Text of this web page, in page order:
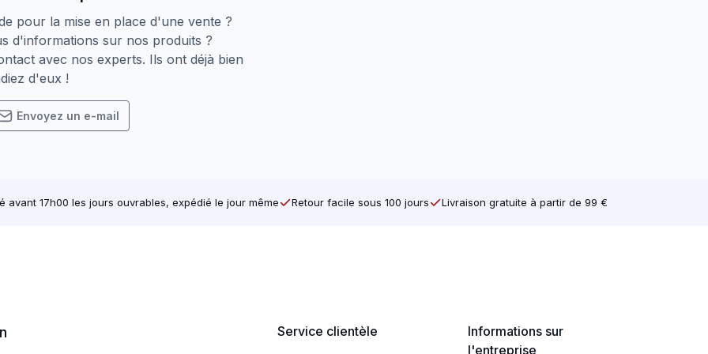
de bois tendre
et la sous-couche
intérieures porteuses
une répartition uniforme de la force et une prise maximale dans une seule pièce de bois.
pour la mise en place d'une vente ?
d'informations sur nos produits ?
avec nos experts. Ils ont déjà bien
d'eux !
Envoyez un e-mail
avant 17h00 les jours ouvrables, expédié le jour même Retour facile sous 100 jours Livraison gratuite à partir de 99 €
Service clientèle
Informations sur
l'entreprise